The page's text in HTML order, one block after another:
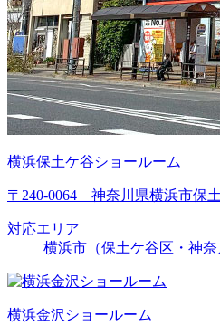
横浜保土ケ谷ショールーム
〒240-0064 神奈川県横浜市保
対応エリア
横浜市（保土ケ谷区・神奈
横浜金沢ショールーム